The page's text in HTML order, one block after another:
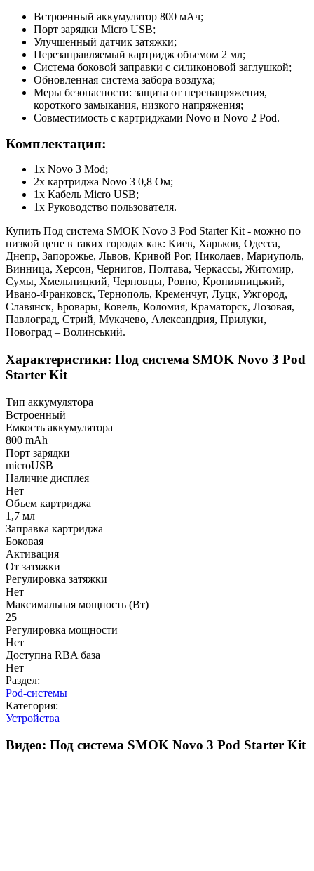
Встроенный аккумулятор 800 мАч;
Порт зарядки Micro USB;
Улучшенный датчик затяжки;
Перезаправляемый картридж объемом 2 мл;
Система боковой заправки с силиконовой заглушкой;
Обновленная система забора воздуха;
Меры безопасности: защита от перенапряжения,
короткого замыкания, низкого напряжения;
Совместимость с картриджами Novo и Novo 2 Pod.
Комплектация:
1х Novo 3 Mod;
2х картриджа Novo 3 0,8 Ом;
1х Кабель Micro USB;
1х Руководство пользователя.
Купить Под система SMOK Novo 3 Pod Starter Kit - можно по
низкой цене в таких городах как: Киев, Харьков, Одесса,
Днепр, Запорожье, Львов, Кривой Рог, Николаев, Мариуполь,
Винница, Херсон, Чернигов, Полтава, Черкассы, Житомир,
Сумы, Хмельницкий, Черновцы, Ровно, Кропивницький,
Ивано-Франковск, Тернополь, Кременчуг, Луцк, Ужгород,
Славянск, Бровары, Ковель, Коломия, Краматорск, Лозовая,
Павлоград, Стрий, Мукачево, Александрия, Прилуки,
Новоград – Волинський.
Характеристики: Под система SMOK Novo 3 Pod
Starter Kit
Тип аккумулятора
Встроенный
Емкость аккумулятора
800 mAh
Порт зарядки
microUSB
Наличие дисплея
Нет
Объем картриджа
1,7 мл
Заправка картриджа
Боковая
Активация
От затяжки
Регулировка затяжки
Нет
Максимальная мощность (Вт)
25
Регулировка мощности
Нет
Доступна RBA база
Нет
Раздел:
Pod-системы
Категория:
Устройства
Видео: Под система SMOK Novo 3 Pod Starter Kit